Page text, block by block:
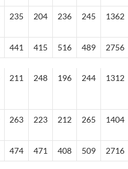
235 204 236 245 1362
441 415 516 489 2756
211 248 196 244 1312
263 223 212 265 1404
474 471 408 509 2716